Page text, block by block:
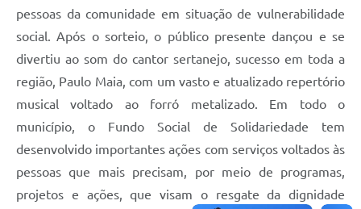
pessoas da comunidade em situação de vulnerabilidade
social. Após o sorteio, o público presente dançou e se
divertiu ao som do cantor sertanejo, sucesso em toda a
região, Paulo Maia, com um vasto e atualizado repertório
musical voltado ao forró metalizado. Em todo o
município, o Fundo Social de Solidariedade tem
desenvolvido importantes ações com serviços voltados às
pessoas que mais precisam, por meio de programas,
projetos e ações, que visam o resgate da dignidade